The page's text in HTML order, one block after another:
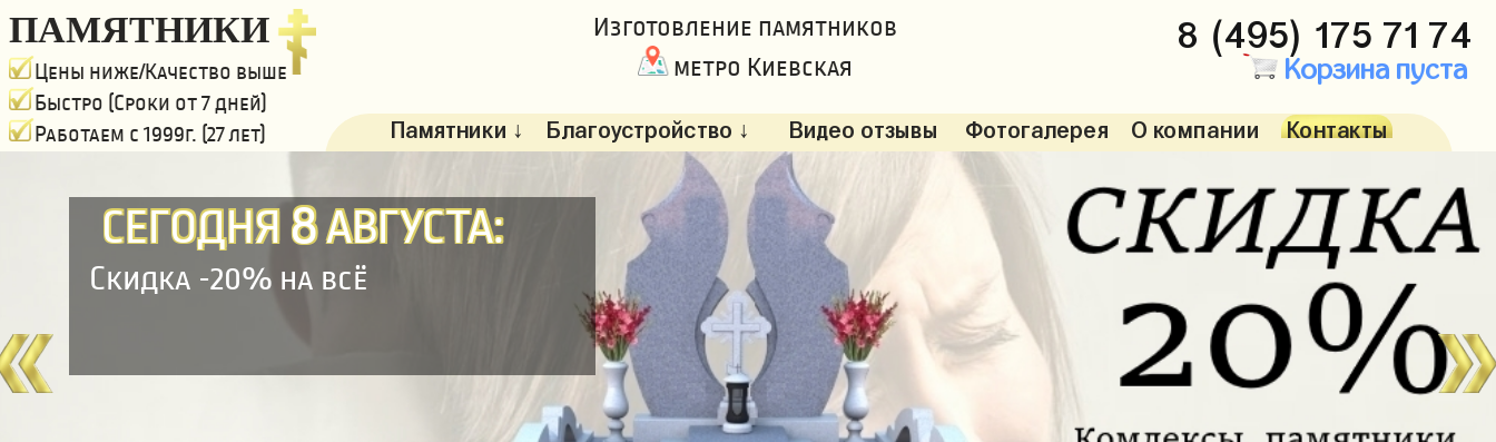
ПАМЯТНИКИ
Цены ниже/Качество выше
Быстро (Сроки от 7 дней)
Работаем с 1999г. (27 лет)
Изготовление памятников
метро Киевская
8 (495) 175 71 74
Корзина пуста
Памятники ↓ Благоустройство ↓ Видео отзывы Фотогалерея О компании Контакты
СЕГОДНЯ 8АВГУСТА:
Скидка -20% на всё